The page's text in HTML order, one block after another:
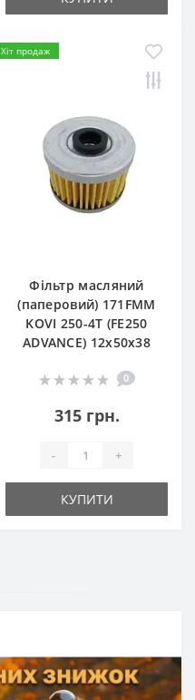
Хіт продаж
Фільтр масляний
(паперовий) 171FMM
KOVI 250-4T (FE250
ADVANCE) 12х50х38
0
315 грн.
- +
КУПИТИ